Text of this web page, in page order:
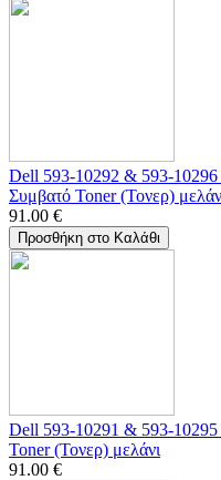
Dell 593-10292 & 593-
Συμβατό Toner (Τονερ)
91.00 €
Προσθήκη στο Καλάθι
Dell 593-10291 & 593-
Toner (Τονερ) μελάνι
91.00 €